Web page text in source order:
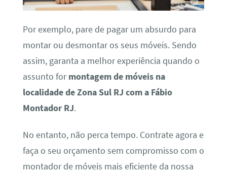
Por exemplo, pare de pagar um absurdo para
montar ou desmontar os seus móveis. Sendo
assim, garanta a melhor experiência quando o
assunto formontagem de móveis na
localidade de Zona Sul RJ com a Fábio
Montador RJ.
No entanto, não perca tempo. Contrate agora e
faça o seu orçamento sem compromisso com o
montador de móveis mais eficiente da nossa